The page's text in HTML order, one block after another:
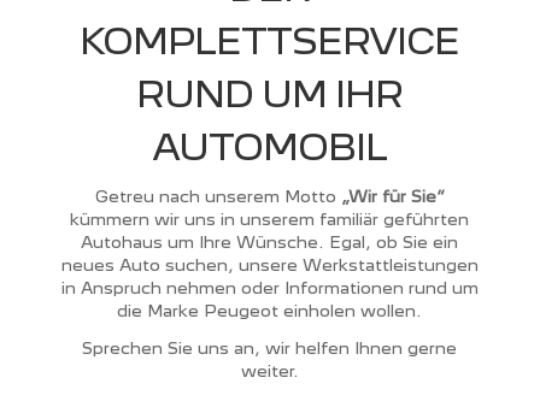
KOMPLETTSERVICE
RUND UM IHR
AUTOMOBIL
Getreu nach unserem Motto „Wir für Sie“
kümmern wir uns in unserem familiär geführten
Autohaus um Ihre Wünsche. Egal, ob Sie ein
neues Auto suchen, unsere Werkstattleistungen
in Anspruch nehmen oder Informationen rund um
die Marke Peugeot einholen wollen.
Sprechen Sie uns an, wir helfen Ihnen gerne
weiter.